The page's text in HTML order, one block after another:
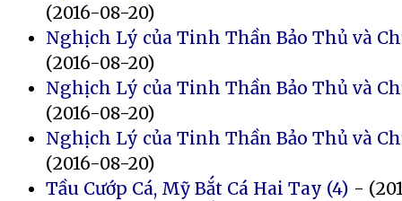
(2016-08-20)
Nghịch Lý của Tinh Thần Bảo Thủ và
(2016-08-20)
Nghịch Lý của Tinh Thần Bảo Thủ và
(2016-08-20)
Nghịch Lý của Tinh Thần Bảo Thủ và
(2016-08-20)
Tầu Cướp Cá, Mỹ Bắt Cá Hai Tay (4) -